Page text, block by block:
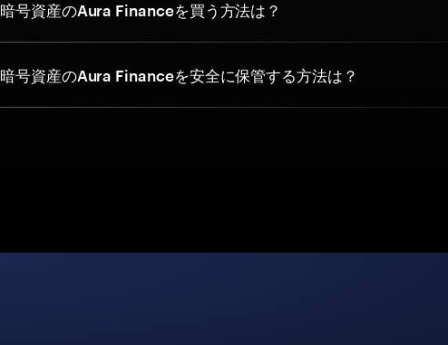
暗号資産のAura Financeを買う方法は？
暗号資産のAura Financeを安全に保管する方法は？